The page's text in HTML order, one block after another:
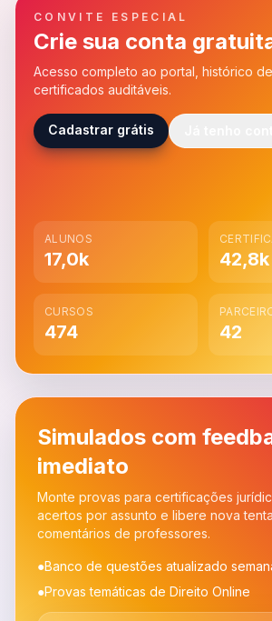
CONVITE ESPECIAL
Crie sua conta
Acesso completo ao portal, histórico
certificados auditáveis.
Cadastrar grátis
ALUNOS
17,0k 42,8k
CURSOS
474 42
Simulados com
imediato
Monte provas para certificações
acertos por assunto e libere nova
comentários de professores.
●Banco de questões atualizado
●Provas temáticas de Direito Online